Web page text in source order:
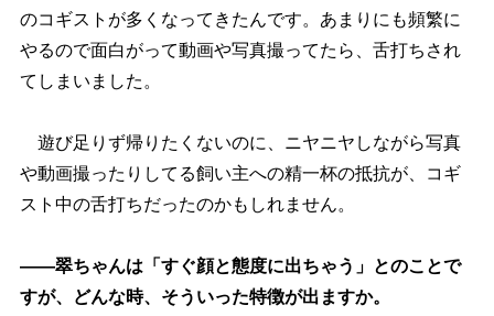
のコギストが多くなってきたんです。あまりにも頻繁に
るので面白がって動画や写真撮ってたら、舌打ちされ
てしまいました。
遊び足りず帰りたくないのに、ニヤニヤしながら写真
動画撮ったりしてる飼い主への精一杯の抵抗が、コギ
スト中の舌打ちだったのかもしれません。
――翠ちゃんは「すぐ顔と態度に出ちゃう」とのことで
すが、どんな時、そういった特徴が出ますか。